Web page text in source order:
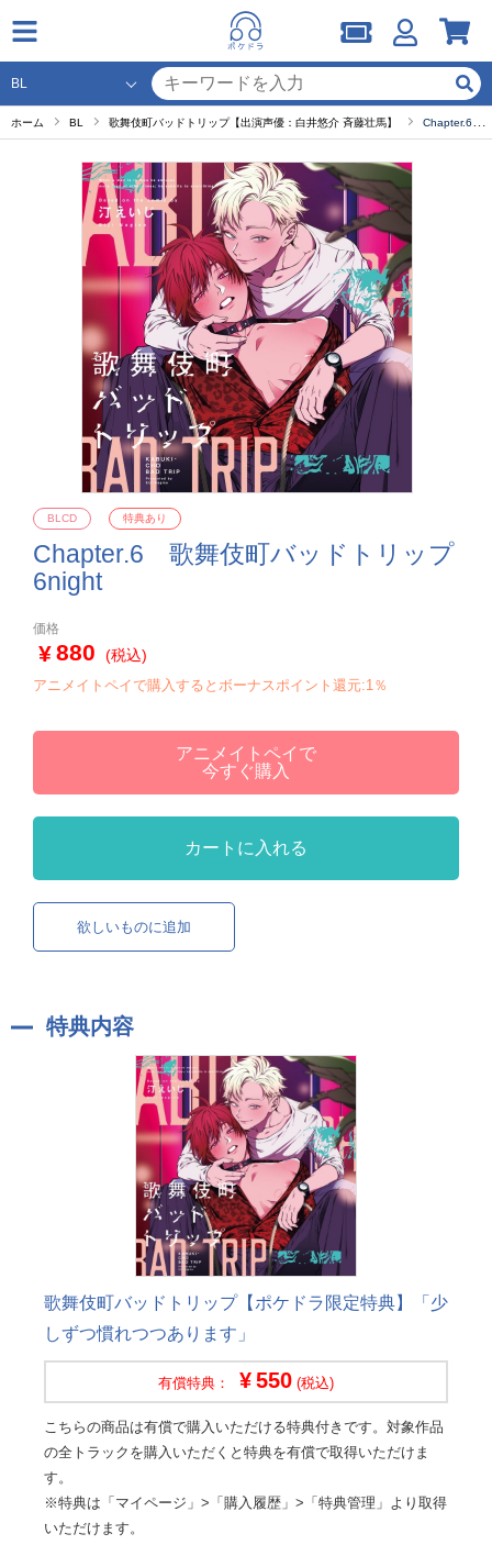
ホーム BL 歌舞伎町バッドトリップ【出演声優：白井悠介 斉藤壮馬】 Chapter.6 歌舞伎町バッドトリップ 6night
Chapter.6 歌舞伎町バッドトリップ
6night
BLCD 特典あり
価格
880 (税込)
アニメイトペイで購入するとボーナスポイント還元:1％
アニメイトペイで
今すぐ購入
カートに入れる
欲しいものに追加
特典内容
歌舞伎町バッドトリップ【ポケドラ限定特典】「少
しずつ慣れつつあります」
有償特典： 550 (税込)
こちらの商品は有償で購入いただける特典付きです。対象作品
の全トラックを購入いただくと特典を有償で取得いただけま
す。
※特典は「マイページ」>「購入履歴」>「特典管理」より取得
いただけます。